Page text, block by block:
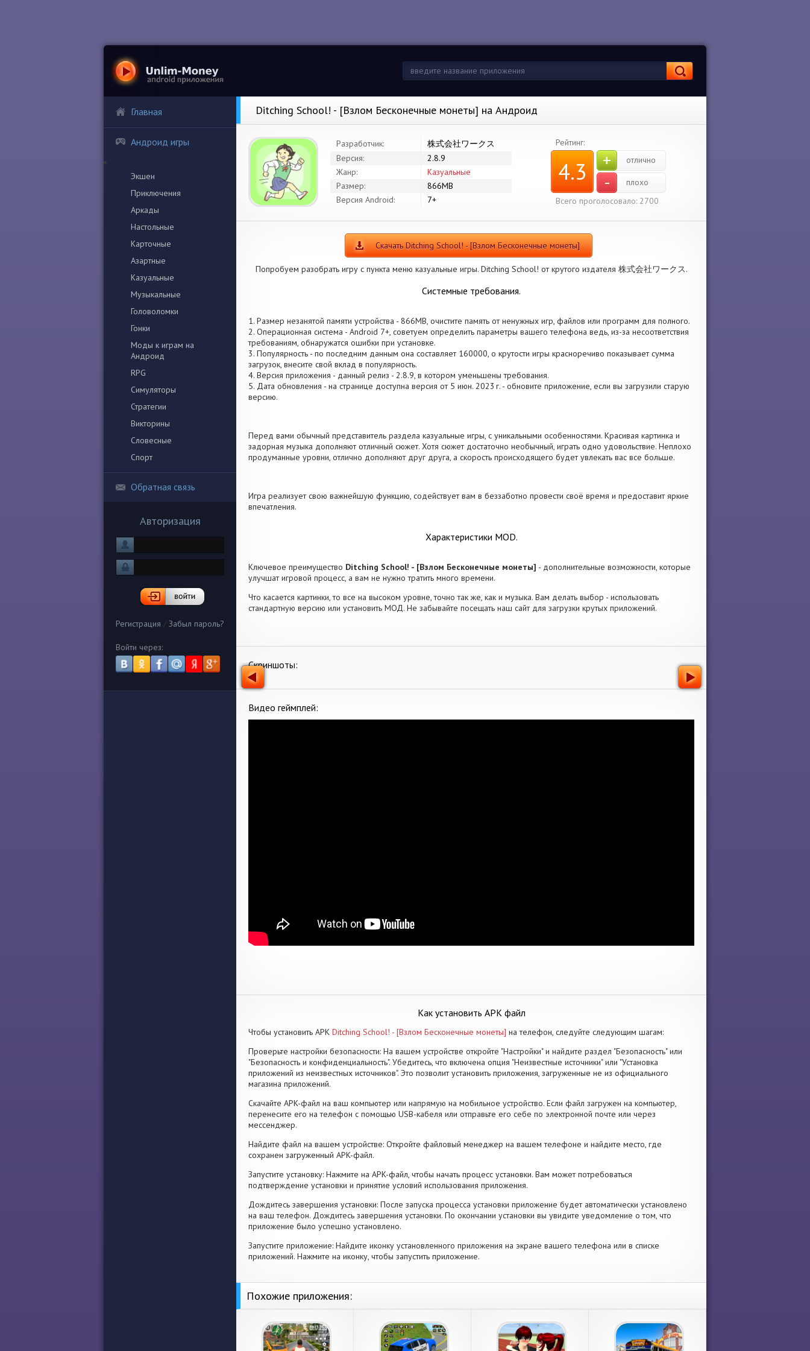
Главная
Андроид игры
Экшен
Приключения
Аркады
Настольные
Карточные
Азартные
Казуальные
Музыкальные
Головоломки
Гонки
Моды к играм на
Андроид
RPG
Симуляторы
Стратегии
Викторины
Словесные
Спорт
Обратная связь
Авторизация
Регистрация / Забыл пароль?
Войти через:
Ditching School! - [Взлом Бесконечные монеты] на Андроид
Разработчик:
株式会社ワークス
Версия:
2.8.9
Жанр:
Казуальные
Размер:
866MB
Версия Android:
7+
Рейтинг:
4.3 + отлично
-
плохо
Всего проголосовало: 2700
Скачать Ditching School! - [Взлом Бесконечные монеты]
Попробуем разобрать игру с пункта меню казуальные игры. Ditching School! от крутого издателя 株式会社ワークス.
Системные требования.
1. Размер незанятой памяти устройства - 866MB, очистите память от ненужных игр, файлов или программ для полного.
2. Операционная система - Android 7+, советуем определить параметры вашего телефона ведь, из-за несоответствия
требованиям, обнаружатся ошибки при установке.
3. Популярность - по последним данным она составляет 160000, о крутости игры красноречиво показывает сумма
загрузок, внесите свой вклад в популярность.
4. Версия приложения - данный релиз - 2.8.9, в котором уменьшены требования.
5. Дата обновления - на странице доступна версия от 5 июн. 2023 г. - обновите приложение, если вы загрузили старую
версию.
Перед вами обычный представитель раздела казуальные игры, с уникальными особенностями. Красивая картинка и
задорная музыка дополняют отличный сюжет. Хотя сюжет достаточно необычный, играть одно удовольствие. Неплохо
продуманные уровни, отлично дополняют друг друга, а скорость происходящего будет увлекать вас все больше.
Игра реализует свою важнейшую функцию, содействует вам в беззаботно провести своё время и предоставит яркие
впечатления.
Характеристики MOD.
Ключевое преимущество Ditching School! - [Взлом Бесконечные монеты] - дополнительные возможности, которые
улучшат игровой процесс, а вам не нужно тратить много времени.
Что касается картинки, то все на высоком уровне, точно так же, как и музыка. Вам делать выбор - использовать
стандартную версию или установить МОД. Не забывайте посещать наш сайт для загрузки крутых приложений.
Скриншоты:
Видео геймплей:
Как установить APK файл
Чтобы установить APK Ditching School! - [Взлом Бесконечные монеты] на телефон, следуйте следующим шагам:
Проверьте настройки безопасности: На вашем устройстве откройте "Настройки" и найдите раздел "Безопасность" или
"Безопасность и конфиденциальность". Убедитесь, что включена опция "Неизвестные источники" или "Установка
приложений из неизвестных источников". Это позволит установить приложения, загруженные не из официального
магазина приложений.
Скачайте APK-файл на ваш компьютер или напрямую на мобильное устройство. Если файл загружен на компьютер,
перенесите его на телефон с помощью USB-кабеля или отправьте его себе по электронной почте или через
мессенджер.
Найдите файл на вашем устройстве: Откройте файловый менеджер на вашем телефоне и найдите место, где
сохранен загруженный APK-файл.
Запустите установку: Нажмите на APK-файл, чтобы начать процесс установки. Вам может потребоваться
подтверждение установки и принятие условий использования приложения.
Дождитесь завершения установки: После запуска процесса установки приложение будет автоматически установлено
на ваш телефон. Дождитесь завершения установки. По окончании установки вы увидите уведомление о том, что
приложение было успешно установлено.
Запустите приложение: Найдите иконку установленного приложения на экране вашего телефона или в списке
приложений. Нажмите на иконку, чтобы запустить приложение.
Похожие приложения: